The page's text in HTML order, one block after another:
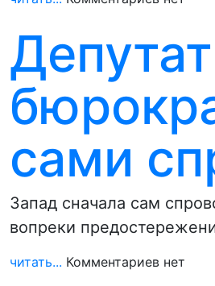
сами
Запад сначала сам
вопреки
читать... Комментариев нет